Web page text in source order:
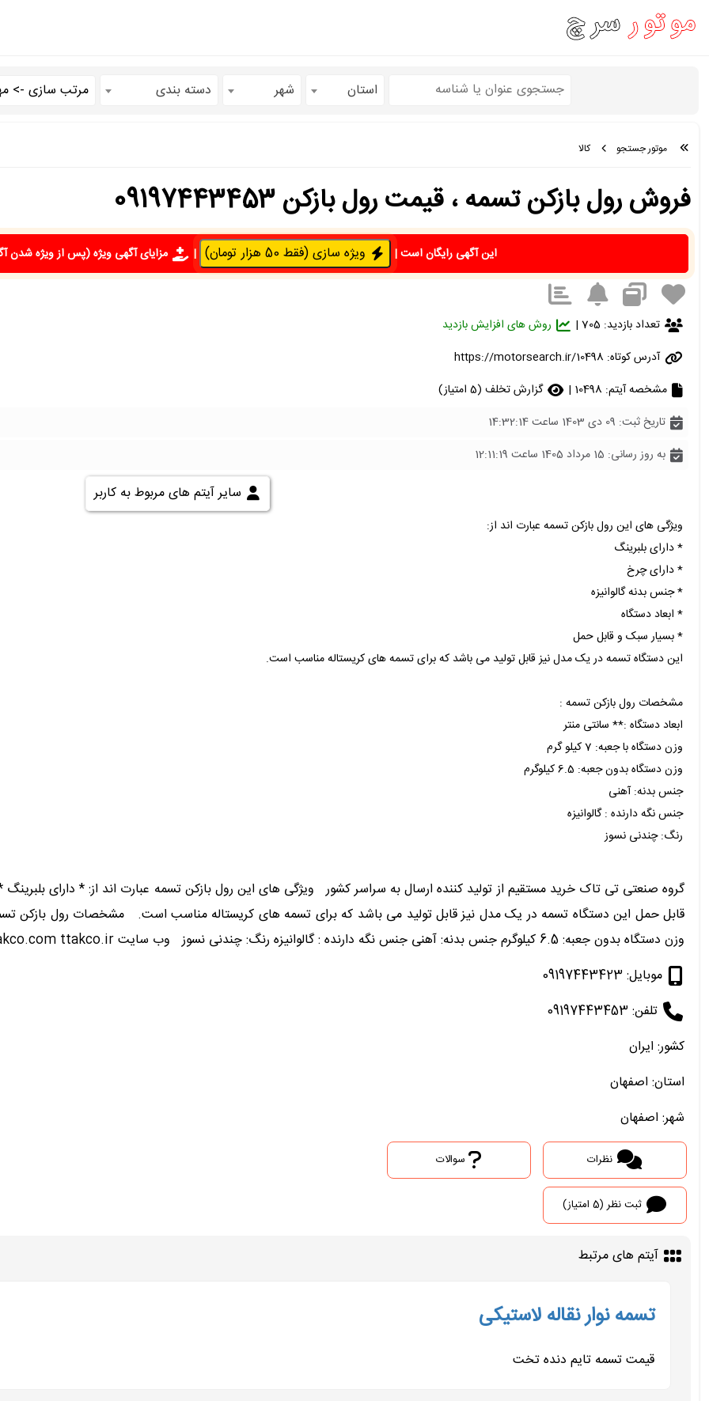
استان شهر دسته بندی
موتور جستجو کالا
فروش رول بازکن تسمه ، قیمت رول بازکن 09197443453
این آگهی رایگان است| ویژه سازی (فقط 50 هزار تومان) | مزایای آگهی ویژه(پس از ویژه شدن
تعداد بازدید: 705 |
روش های افزایش بازدید
آدرس کوتاه: https://motorsearch.ir/10498
مشخصه آیتم: 10498 |
گزارش تخلف (5 امتیاز)
تاریخ ثبت: 09 دی 1403 ساعت 14:32:14
به روز رسانی: 15 مرداد 1405 ساعت 12:11:19
سایر آیتم های مربوط به کاربر
ویژگی های این رول بازکن تسمه عبارت اند از:
* دارای بلبرینگ
* دارای چرخ
* جنس بدنه گالوانیزه
* ابعاد دستگاه
* بسیار سبک و قابل حمل
این دستگاه تسمه در یک مدل نیز قابل تولید می باشد که برای تسمه های کریستاله مناسب است.
مشخصات رول بازکن تسمه :
ابعاد دستگاه :** سانتی منتر
وزن دستگاه با جعبه: 7 کیلو گرم
وزن دستگاه بدون جعبه: 6.5 کیلوگرم
جنس بدنه: آهنی
جنس نگه دارنده : گالوانیزه
رنگ: چندنی نسوز
گروه صنعتی تی تاک خرید مستقیم از تولید کننده ارسال به سراسر کشور ویژگی های این رول بازکن تسمه عبارت اند از: * دارای
وزن دستگاه بدون جعبه: 6.5 کیلوگرم جنس بدنه: آهنی جنس نگه دارنده : گالوانیزه رنگ: چندنی نسوز وب سایت ttakco.com ttakco.ir نادری
موبایل: 09197443423
تلفن: 09197443453
کشور: ایران
استان: اصفهان
شهر: اصفهان
نظرات سوالات
ثبت نظر (5 امتیاز)
آیتم های مرتبط
تسمه نوار نقاله لاستیکی
قیمت تسمه تایم دنده تخت